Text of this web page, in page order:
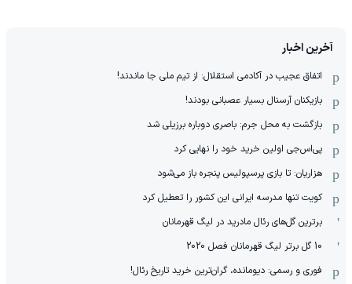
آخرین اخبار
اتفاق عجیب در آکادمی استقلال: از تیم ملی جا ماندند!
بازیکنان آرسنال بسیار عصبانی بودند!
بازگشت به محل جرم: باصری دوباره برزیلی شد
پی‌اس‌جی اولین خرید خود را نهایی کرد
هزاریان: تا بازی پرسپولیس پنجره باز می‌شود
کویت تنها مدرسه ایرانی این کشور را تعطیل کرد
برترین گل‌های رئال مادرید در لیگ قهرمانان
10 گل برتر لیگ قهرمانان فصل 2020
فوری و رسمی: دیومانده، گران‌ترین خرید تاریخ رئال!